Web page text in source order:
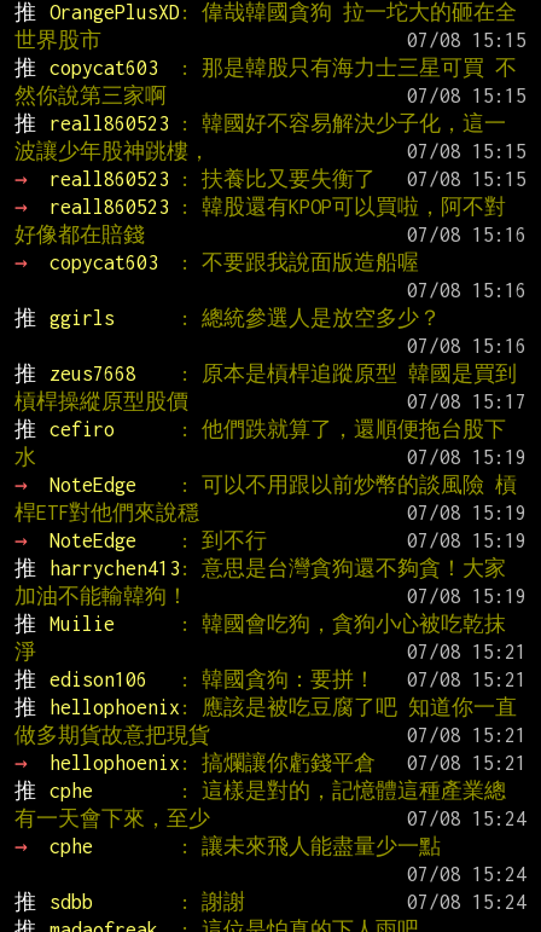
推
OrangePlusXD : 偉哉韓國貪狗 拉一坨大的砸在全
世界股市
推
copycat603
: 那是韓股只有海力士三星可買 不
然你說第三家啊
推
reall860523
: 韓國好不容易解決少子化，這一
波讓少年股神跳樓，
→
reall860523 : 扶養比又要失衡了
→
reall860523
: 韓股還有KPOP可以買啦，阿不對
好像都在賠錢
→
copycat603
: 不要跟我說面版造船喔
推
ggirls
: 總統參選人是放空多少？
推
zeus7668
: 原本是槓桿追蹤原型 韓國是買到
槓桿操縱原型股價
推
cefiro
: 他們跌就算了，還順便拖台股下
水
→
NoteEdge
: 可以不用跟以前炒幣的談風險 槓
桿ETF對他們來說穩
→
NoteEdge : 到不行
推
harrychen413 : 意思是台灣貪狗還不夠貪！大家
加油不能輸韓狗！
推
Muilie
: 韓國會吃狗，貪狗小心被吃乾抹
淨
推
edison106 : 韓國貪狗：要拼！
推
hellophoenix : 應該是被吃豆腐了吧 知道你一直
做多期貨故意把現貨
→
hellophoenix : 搞爛讓你虧錢平倉
推
cphe
: 這樣是對的，記憶體這種產業總
有一天會下來，至少
→
cphe
: 讓未來飛人能盡量少一點
推
sdbb : 謝謝